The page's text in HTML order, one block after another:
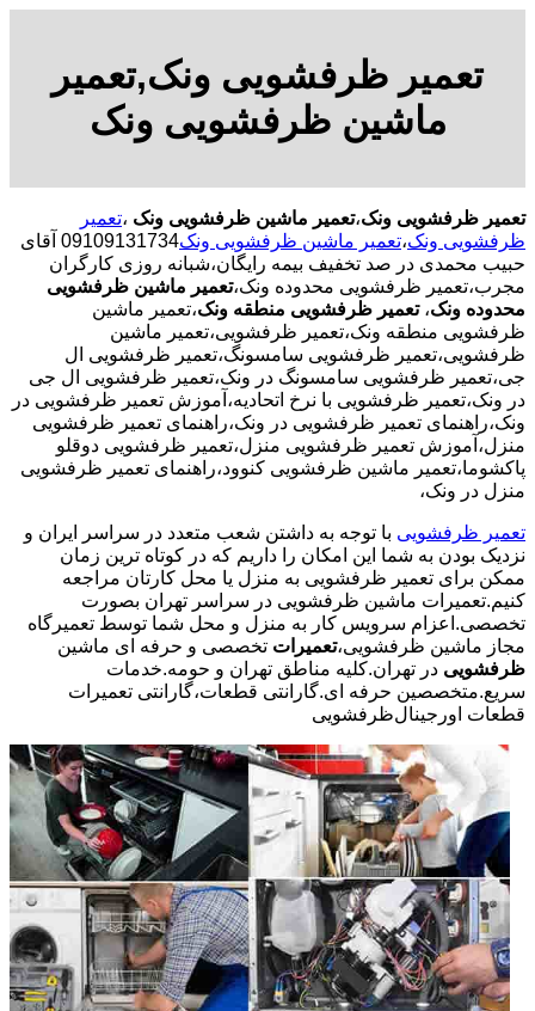
تعمیر ظرفشویی ونک,تعمیر
ماشین ظرفشویی ونک
تعمیر ظرفشویی ونک،تعمیر ماشین ظرفشویی ونک ،تعمیر
ظرفشویی ونک،تعمیر ماشین ظرفشویی ونک
09109131734 آقای
حبیب محمدی در صد تخفیف بیمه رایگان،شبانه روزی کارگران
مجرب،تعمیر ظرفشویی محدوده ونک،تعمیر ماشین ظرفشویی
محدوده ونک، تعمیر ظرفشویی منطقه ونک،تعمیر ماشین
ظرفشویی منطقه ونک،تعمیر ظرفشویی،تعمیر ماشین
ظرفشویی،تعمیر ظرفشویی سامسونگ،تعمیر ظرفشویی ال
جی،تعمیر ظرفشویی سامسونگ در ونک،تعمیر ظرفشویی ال جی
در ونک،تعمیر ظرفشویی با نرخ اتحادیه،آموزش تعمیر ظرفشویی در
ونک،راهنمای تعمیر ظرفشویی در ونک،راهنمای تعمیر ظرفشویی
منزل،آموزش تعمیر ظرفشویی منزل،تعمیر ظرفشویی دوقلو
پاکشوما،تعمیر ماشین ظرفشویی کنوود،راهنمای تعمیر ظرفشویی
منزل در ونک،
تعمیر ظرفشویی با توجه به داشتن شعب متعدد در سراسر ایران و
نزدیک بودن به شما این امکان را داریم که در کوتاه ترین زمان
ممکن برای تعمیر ظرفشویی به منزل یا محل کارتان مراجعه
کنیم.تعمیرات ماشین ظرفشویی در سراسر تهران بصورت
تخصصی.اعزام سرویس کار به منزل و محل شما توسط تعمیرگاه
مجاز ماشین ظرفشویی،تعمیرات تخصصی و حرفه ای ماشین
ظرفشویی در تهران.کلیه مناطق تهران و حومه.خدمات
سریع.متخصصین حرفه ای.گارانتی قطعات،گارانتی تعمیرات
قطعات اورجینالظرفشویی